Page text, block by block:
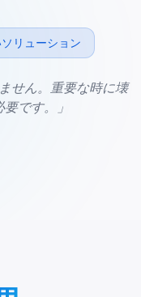
リューション
せん。重要な時に壊
です。」